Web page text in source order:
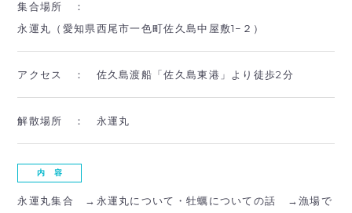
集合場所 ：
永運丸（愛知県西尾市一色町佐久島中屋敷1−２）
アクセス ： 佐久島渡船「佐久島東港」より徒歩2分
解散場所 ： 永運丸
内 容
永運丸集合 →永運丸について・牡蠣についての話 →漁場で